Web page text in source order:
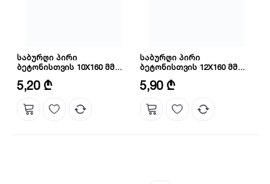
საბურღი პირი
ბეტონისთვის 10X160 მმ
დიამეტრი: 10 მმ
ზომა: 10X160 მმ
5,20 ₾
საბურღი პირი
ბეტონისთვის 12X160 მმ
დიამეტრი: 12 მმ
ზომა: 12X160 მმ
სიგრძე: 160 მმ
5,90 ₾